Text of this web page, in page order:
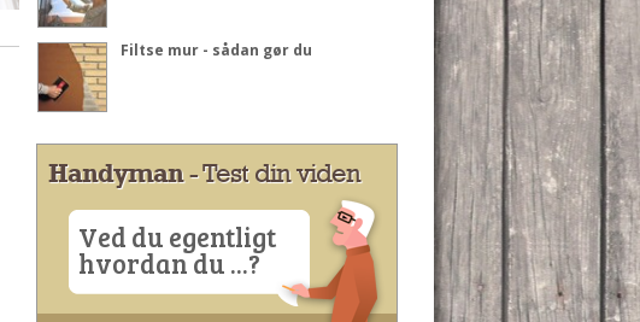
Filtse mur - sådan gør du
Handyman- Test din viden
Ved du egentligt
hvordan du ...?